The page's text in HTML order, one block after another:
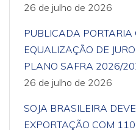
26 de julho de 2026
PUBLICADA PORTARIA
EQUALIZAÇÃO DE
PLANO SAFRA 2026/
26 de julho de 2026
SOJA BRASILEIRA
EXPORTAÇÃO COM